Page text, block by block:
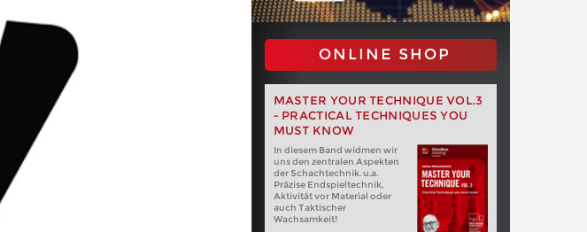
ONLINE SHOP
MASTER YOUR TECHNIQUE VOL.3
- PRACTICAL TECHNIQUES YOU
MUST KNOW
In diesem Band widmen wir
uns den zentralen Aspekten
der Schachtechnik. u.a.
Präzise Endspieltechnik,
Aktivität vor Material oder
auch Taktischer
Wachsamkeit!